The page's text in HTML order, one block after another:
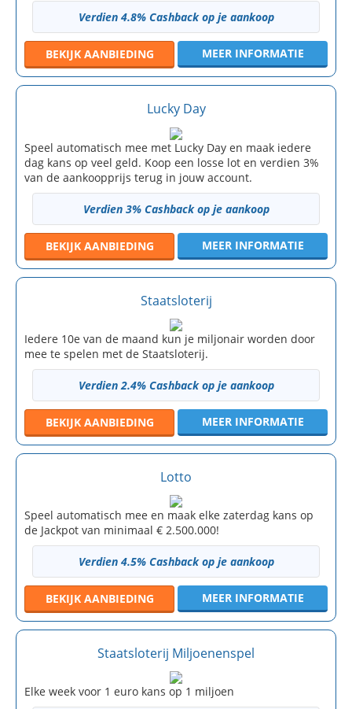
Verdien 4.8% Cashback op je aankoop
BEKIJK AANBIEDING MEER INFORMATIE
Lucky Day
Speel automatisch mee met Lucky Day en maak iedere
dag kans op veel geld. Koop een losse lot en verdien 3%
van de aankoopprijs terug in jouw account.
Verdien 3% Cashback op je aankoop
BEKIJK AANBIEDING MEER INFORMATIE
Staatsloterij
Iedere 10e van de maand kun je miljonair worden door
mee te spelen met de Staatsloterij.
Verdien 2.4% Cashback op je aankoop
BEKIJK AANBIEDING MEER INFORMATIE
Lotto
Speel automatisch mee en maak elke zaterdag kans op
de Jackpot van minimaal € 2.500.000!
Verdien 4.5% Cashback op je aankoop
BEKIJK AANBIEDING MEER INFORMATIE
Staatsloterij Miljoenenspel
Elke week voor 1 euro kans op 1 miljoen